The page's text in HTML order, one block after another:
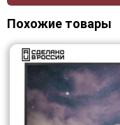
Похожие товары